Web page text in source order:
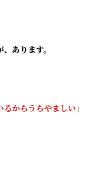
あります。
からうらやましい」